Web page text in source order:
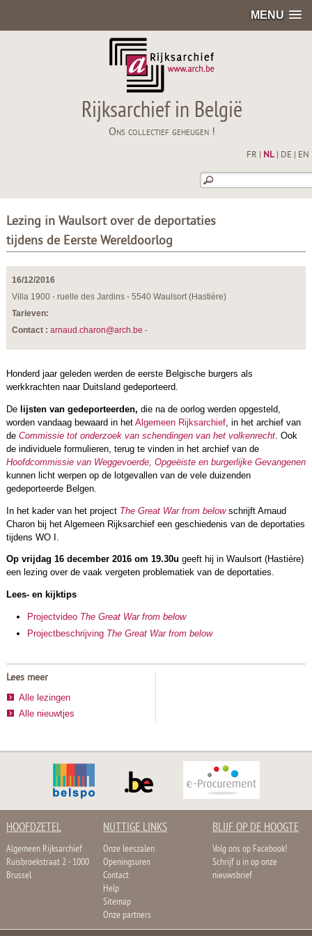
MENU
Rijksarchief in België
Ons collectief geheugen !
FR NL| DE EN
Lezing in Waulsort over de deportaties
tijdens de Eerste Wereldoorlog
16/12/2016
Villa 1900 - ruelle des Jardins - 5540 Waulsort (Hastière)
Tarieven:
Contact : arnaud.charon@arch.be -
Honderd jaar geleden werden de eerste Belgische burgers als
werkkrachten naar Duitsland gedeporteerd.
De lijsten van gedeporteerden, die na de oorlog werden opgesteld,
worden vandaag bewaard in het Algemeen Rijksarchief, in het archief van
de Commissie tot onderzoek van schendingen van het volkenrecht. Ook
de individuele formulieren, terug te vinden in het archief van de
Hoofdcommissie van Weggevoerde, Opgeëiste en burgerlijke Gevangenen
kunnen licht werpen op de lotgevallen van de vele duizenden
gedeporteerde Belgen.
In het kader van het project The Great War from belowschrijft Arnaud
Charon bij het Algemeen Rijksarchief een geschiedenis van de deportaties
tijdens WO I.
Op vrijdag 16 december 2016 om 19.30u geeft hij in Waulsort (Hastière)
een lezing over de vaak vergeten problematiek van de deportaties.
Lees- en kijktips
Projectvideo The Great War from below
Projectbeschrijving The Great War from below
Lees meer
Alle lezingen
Alle nieuwtjes
HOOFDZETEL
Algemeen Rijksarchief
Ruisbroekstraat 2 - 1000
Brussel
NUTTIGE LINKS
Onze leeszalen
Openingsuren
Contact
Help
Sitemap
Onze partners
BLIJF OP DE HOOGTE
Volg ons op Facebook!
Schrijf u in op onze
nieuwsbrief